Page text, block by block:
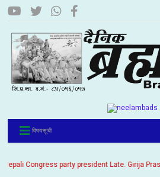
विषयसूची
Congress party president Late. Girija